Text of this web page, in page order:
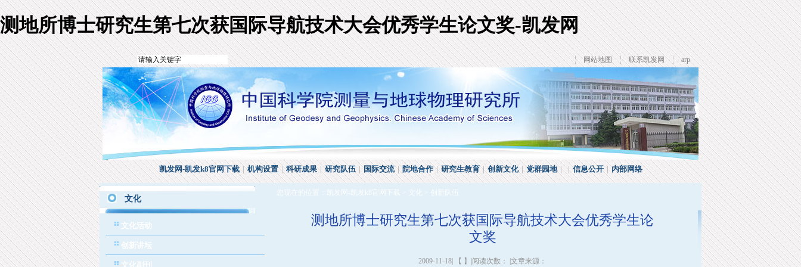
测地所博士研究生第七次获国际导航技术大会优秀学生论文奖-凯发网
网站地图 联系凯发网 arp
凯发网-凯发k8官网下载|机构设置|科研成果|研究队伍|国际交流|院地合作|研究生教育|创新文化|党群园地| |信息公开|内部网络
文化
文化活动
创新讲坛
文化副刊
您现在的位置： 凯发网-凯发k8官网下载 文化 创新队伍
测地所博士研究生第七次获国际导航技术大会优秀学生论
文奖
2009-11-18| 【 】|阅读次数： |文章来源：